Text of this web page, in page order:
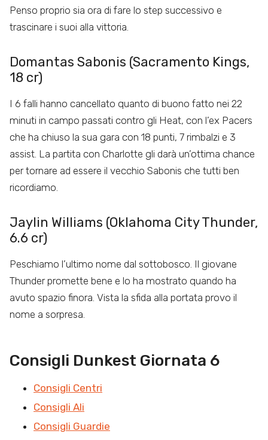
Penso proprio sia ora di fare lo step successivo e
trascinare i suoi alla vittoria.
Domantas Sabonis (Sacramento Kings,
18 cr)
I 6 falli hanno cancellato quanto di buono fatto nei 22
minuti in campo passati contro gli Heat, con l’ex Pacers
che ha chiuso la sua gara con 18 punti, 7 rimbalzi e 3
assist. La partita con Charlotte gli darà un’ottima chance
per tornare ad essere il vecchio Sabonis che tutti ben
ricordiamo.
Jaylin Williams (Oklahoma City Thunder,
6.6 cr)
Peschiamo l’ultimo nome dal sottobosco. Il giovane
Thunder promette bene e lo ha mostrato quando ha
avuto spazio finora. Vista la sfida alla portata provo il
nome a sorpresa.
Consigli Dunkest Giornata 6
Consigli Centri
Consigli Ali
Consigli Guardie